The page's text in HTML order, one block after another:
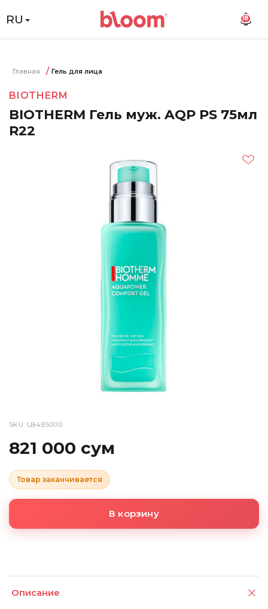
RU 18
Главная Гель для лица
BIOTHERM
BIOTHERM Гель муж. AQP PS 75мл
R22
SKU: LB485000
821 000 сум
Товар заканчивается
В корзину
Описание